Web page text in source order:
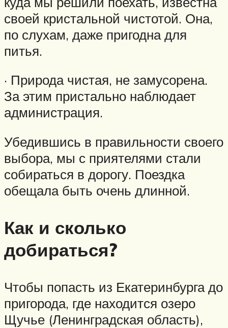
своей кристальной чистотой. Она,
по слухам, даже пригодна для
питья.
· Природа чистая, не замусорена.
За этим пристально наблюдает
администрация.
Убедившись в правильности своего
выбора, мы с приятелями стали
собираться в дорогу. Поездка
обещала быть очень длинной.
Как и сколько
добираться?
Чтобы попасть из Екатеринбурга до
пригорода, где находится озеро
Щучье (Ленинградская область),